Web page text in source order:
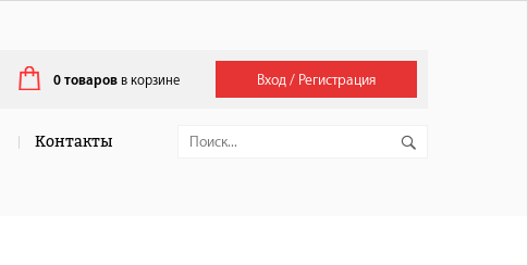
0 товаров в корзине Вход / Регистрация
Контакты